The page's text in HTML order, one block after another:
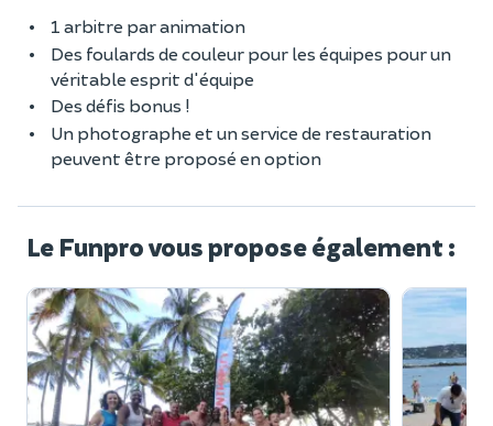
1 arbitre par animation
Des foulards de couleur pour les équipes pour un
véritable esprit d'équipe
Des défis bonus !
Un photographe et un service de restauration
peuvent être proposé en option
Le Funpro vous propose également :